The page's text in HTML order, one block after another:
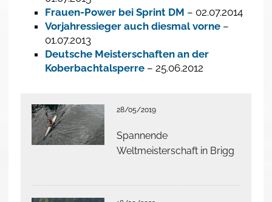
Frauen-Power bei Sprint DM – 02.07.2014
Vorjahressieger auch diesmal vorne–
01.07.2013
Deutsche Meisterschaften an der
Koberbachtalsperre– 25.06.2012
28/05/2019
Spannende
Weltmeisterschaft in Brigg